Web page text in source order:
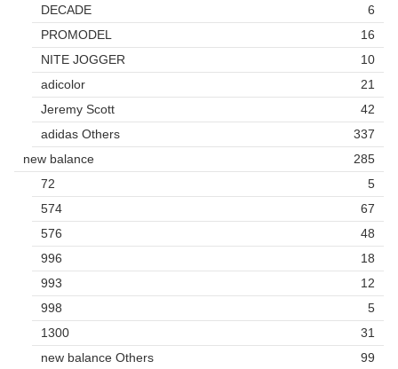
DECADE
6
PROMODEL
16
NITE JOGGER
10
adicolor
21
Jeremy Scott
42
adidas Others
337
new balance
285
72
5
574
67
576
48
996
18
993
12
998
5
1300
31
new balance Others
99